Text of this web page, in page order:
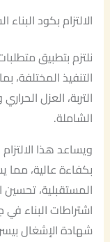
الالتزام بكود
نلتزم بتطبيق
التنفيذ المختلفة،
التربة، العزل
الشاملة.
ويساعد هذا
بكفاءة عالية،
المستقبلية،
اشتراطات البناء في
شهادة الإشغال